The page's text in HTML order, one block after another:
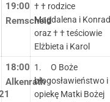
19:00
Remscheid
† † rodzice
Magdalena i Konrad
oraz † † teściowie
Elżbieta i Karol
18:00
Alkenrath
1. O Boże
błogosławieństwo i
opiekę Matki Bożej